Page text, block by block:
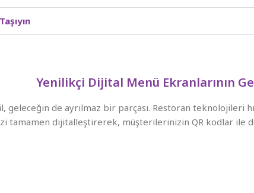
Yenilikçi Dijital Menü Ekranlarının
geleceğin de ayrılmaz bir parçası. Restoran
tamamen dijitalleştirerek, müşterilerinizin QR kodlar ile